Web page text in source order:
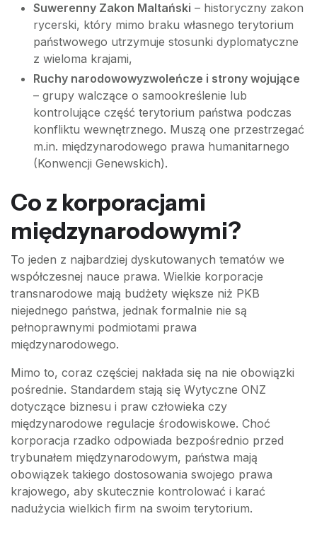
Suwerenny Zakon Maltański – historyczny zakon
rycerski, który mimo braku własnego terytorium
państwowego utrzymuje stosunki dyplomatyczne
z wieloma krajami,
Ruchy narodowowyzwoleńcze i strony wojujące
– grupy walczące o samookreślenie lub
kontrolujące część terytorium państwa podczas
konfliktu wewnętrznego. Muszą one przestrzegać
m.in. międzynarodowego prawa humanitarnego
(Konwencji Genewskich).
Co z korporacjami
międzynarodowymi?
To jeden z najbardziej dyskutowanych tematów we
współczesnej nauce prawa. Wielkie korporacje
transnarodowe mają budżety większe niż PKB
niejednego państwa, jednak formalnie nie są
pełnoprawnymi podmiotami prawa
międzynarodowego.
Mimo to, coraz częściej nakłada się na nie obowiązki
pośrednie. Standardem stają się Wytyczne ONZ
dotyczące biznesu i praw człowieka czy
międzynarodowe regulacje środowiskowe. Choć
korporacja rzadko odpowiada bezpośrednio przed
trybunałem międzynarodowym, państwa mają
obowiązek takiego dostosowania swojego prawa
krajowego, aby skutecznie kontrolować i karać
nadużycia wielkich firm na swoim terytorium.